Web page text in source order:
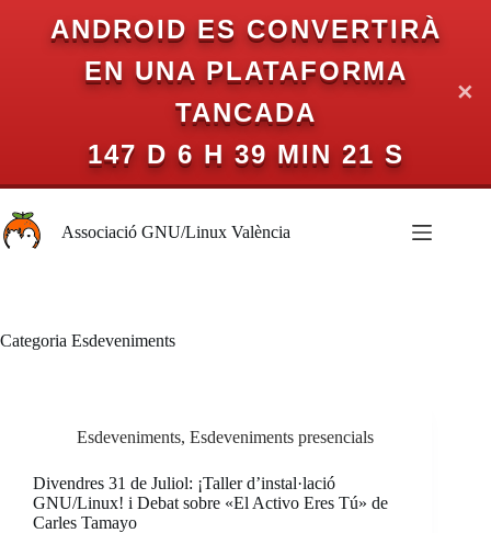
ANDROID ES CONVERTIRÀ
EN UNA PLATAFORMA
TANCADA
147 D 6 H 39 MIN 21 S
✕
al
contingutAssociació GNU/Linux València
Categoria Esdeveniments
Esdeveniments, Esdeveniments presencials
Divendres 31 de Juliol: ¡Taller d’instal·lació
GNU/Linux! i Debat sobre «El Activo Eres Tú» de
Carles Tamayo